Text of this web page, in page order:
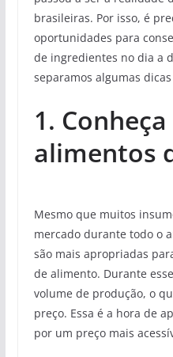
brasileiras. Por isso, é
oportunidades para
de ingredientes no dia a
separamos algumas
1.
alimentos
Mesmo que muitos
mercado durante todo o
são mais apropriadas
de alimento. Durante
volume de produção, o
preço. Essa é a hora de
por um preço mais